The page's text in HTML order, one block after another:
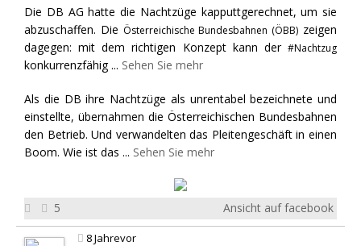
Die DB AG hatte die Nachtzüge kapputtgerechnet, um sie
abzuschaffen. Die Österreichische Bundesbahnen (ÖBB) zeigen
dagegen: mit dem richtigen Konzept kann der #Nachtzug
konkurrenzfähig ... Sehen Sie mehr
Als die DB ihre Nachtzüge als unrentabel bezeichnete und
einstellte, übernahmen die Österreichischen Bundesbahnen
den Betrieb. Und verwandelten das Pleitengeschäft in einen
Boom. Wie ist das ... Sehen Sie mehr
5 Ansicht auf facebook
8 Jahrevor